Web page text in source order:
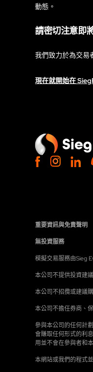
動態。
請密切注意即
我們致力於為交易
現在就開始在
重要資訊與免責聲明
無投資服務
模擬交易服務由Sieg
本公司不提供投資建議
本公司不招攬或建議
本公司不擔任券商、
參與本公司的任何計
會賺取任何形式的利
用並不會在參與者和
本網站或我們的程式